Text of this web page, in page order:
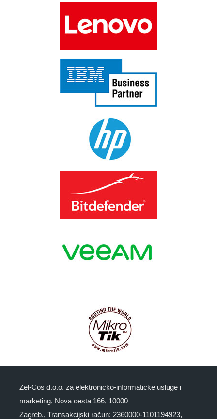
Zel-Cos d.o.o. za elektroničko-informatičke usluge i
marketing, Nova cesta 166, 10000
Zagreb., Transakcijski račun: 2360000-1101194923,